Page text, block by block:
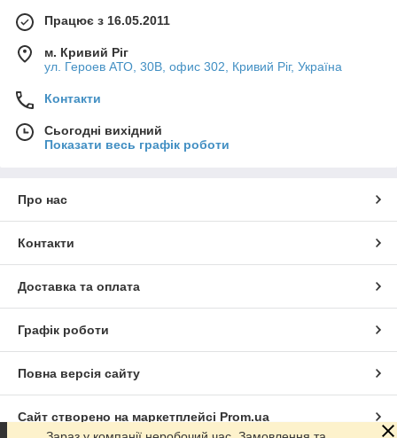
Працює з 16.05.2011
м. Кривий Ріг
ул. Героев АТО, 30В, офис 302, Кривий Ріг, Україна
Контакти
Сьогодні вихідний
Показати весь графік роботи
Про нас
Контакти
Доставка та оплата
Графік роботи
Повна версія сайту
Сайт створено на маркетплейсі Prom.ua